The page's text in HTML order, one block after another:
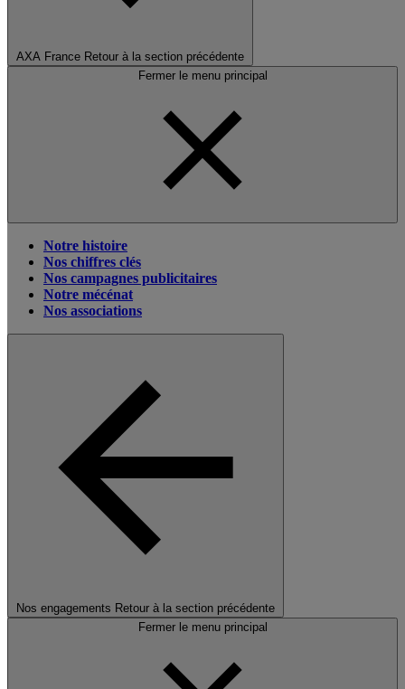
AXA France Retour à la section précédente
Fermer le menu principal
Notre histoire
Nos chiffres clés
Nos campagnes publicitaires
Notre mécénat
Nos associations
Nos engagements Retour à la section précédente
Fermer le menu principal